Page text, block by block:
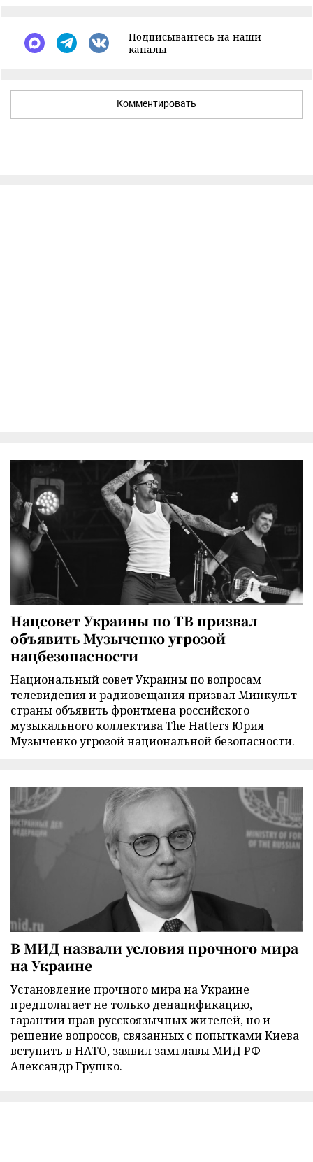
Подписывайтесь на наши
каналы
Комментировать
Нацсовет Украины по ТВ призвал
объявить Музыченко угрозой
нацбезопасности
Национальный совет Украины по вопросам
телевидения и радиовещания призвал Минкульт
страны объявить фронтмена российского
музыкального коллектива The Hatters Юрия
Музыченко угрозой национальной безопасности.
В МИД назвали условия прочного мира
на Украине
Установление прочного мира на Украине
предполагает не только денацификацию,
гарантии прав русскоязычных жителей, но и
решение вопросов, связанных с попытками Киева
вступить в НАТО, заявил замглавы МИД РФ
Александр Грушко.